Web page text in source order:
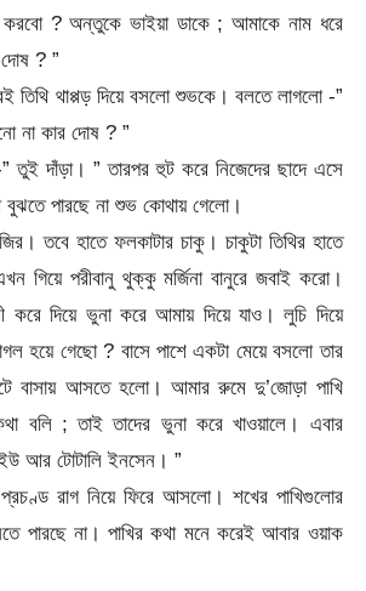
? অন্তুকে ভাইয়া ডাকে ; আমাকে নাম ধরে
? ”
তিথি থাপ্পড় দিয়ে বসলো শুভকে। বলতে লাগলো -”
না কার দোষ ? ”
তুই দাঁড়া। ” তারপর হুট করে নিজেদের ছাদে এসে
বুঝতে পারছে না শুভ কোথায় গেলো।
তবে হাতে ফলকাটার চাকু। চাকুটা তিথির হাতে
গিয়ে পরীবানু থুক্কু মর্জিনা বানুরে জবাই করো।
করে দিয়ে ভুনা করে আমায় দিয়ে যাও। লুচি দিয়ে
হয়ে গেছো ? বাসে পাশে একটা মেয়ে বসলো তার
বাসায় আসতে হলো। আমার রুমে দু’জোড়া পাখি
বলি ; তাই তাদের ভুনা করে খাওয়ালে। এবার
আর টোটালি ইনসেন। ”
রাগ নিয়ে ফিরে আসলো। শখের পাখিগুলোর
পারছে না। পাখির কথা মনে করেই আবার ওয়াক